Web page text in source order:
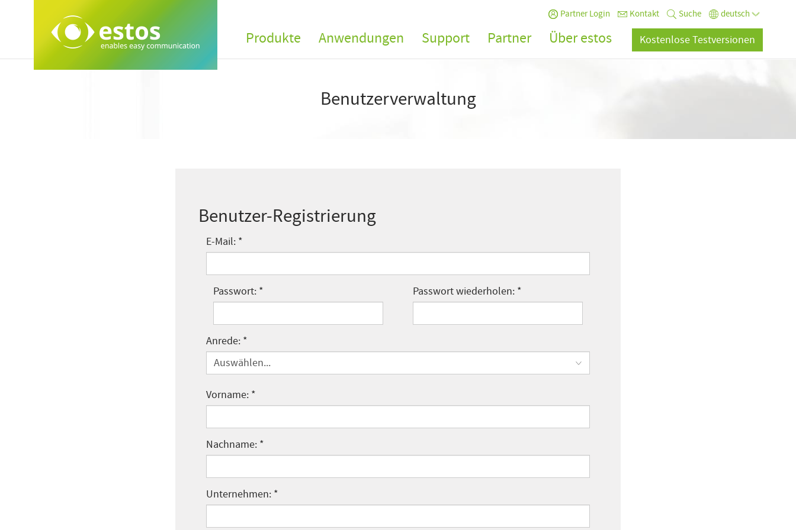
Partner Login Kontakt Suche deutsch
Produkte Anwendungen Support Partner Über estos Kostenlose Testversionen
Benutzerverwaltung
Benutzer-Registrierung
E-Mail: *
Passwort: * Passwort wiederholen: *
Anrede: *
Auswählen...
Vorname: *
Nachname: *
Unternehmen: *